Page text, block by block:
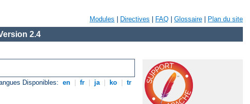
Modules Directives FAQ Glossaire Plan du site
2.4
Disponibles: en fr ja ko tr